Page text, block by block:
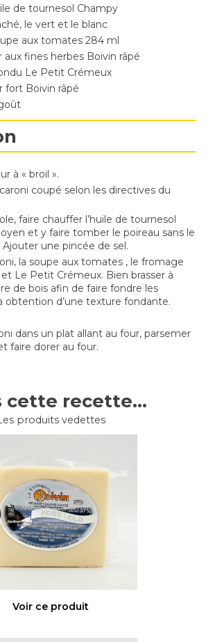
de tournesol Champy
le vert et le blanc
aux tomates 284 ml
aux fines herbes Boivin râpé
Le Petit Crémeux
fort Boivin râpé
à « broil ».
coupé selon les directives du
faire chauffer l’huile de tournesol
et y faire tomber le poireau sans le
Ajouter une pincée de sel.
la soupe aux tomates , le fromage
Le Petit Crémeux. Bien brasser à
de bois afin de faire fondre les
obtention d’une texture fondante.
dans un plat allant au four, parsemer
faire dorer au four.
cette recette...
produits vedettes
Voir ce produit